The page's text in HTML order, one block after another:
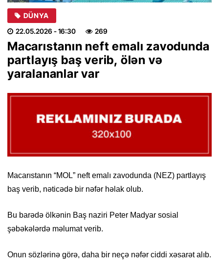
DÜNYA
22.05.2026 - 16:30 269
Macarıstanın neft emalı zavodunda
partlayış baş verib, ölən və
yaralananlar var
Macarıstanın “MOL” neft emalı zavodunda (NEZ) partlayış
baş verib, nəticədə bir nəfər həlak olub.
Bu barədə ölkənin Baş naziri Peter Madyar sosial
şəbəkələrdə məlumat verib.
Onun sözlərinə görə, daha bir neçə nəfər ciddi xəsarət alıb.